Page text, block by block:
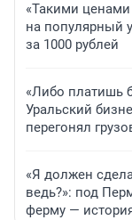
«Такими
на популярный
за 1000 рублей
«Либо платишь
Уральский
перегонял
«Я должен
ведь?»: под
ферму —